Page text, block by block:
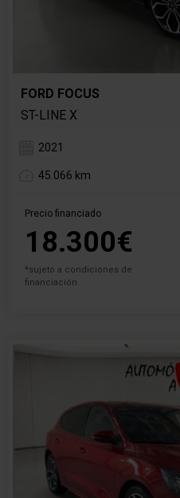
FORD FOCUS
ST-LINE X
2021
45.066 km
Precio financiado
18.300€
*sujeto a condiciones de
financiación